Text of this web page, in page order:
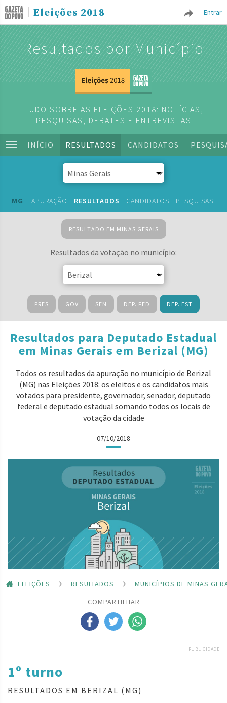
Entrar
Eleições 2018
Resultados por Município
TUDO SOBRE AS ELEIÇÕES 2018: NOTÍCIAS,
PESQUISAS, DEBATES E ENTREVISTAS
INÍCIO RESULTADOS CANDIDATOS
MG APURAÇÃO RESULTADOS CANDIDATOS PESQUISAS
RESULTADO EM MINAS GERAIS
Resultados da votação no município:
PRES GOV SEN DEP. FED DEP. EST
Resultados para Deputado Estadual
em Minas Gerais em Berizal (MG)
Todos os resultados da apuração no município de Berizal
(MG) nas Eleições 2018: os eleitos e os candidatos mais
votados para presidente, governador, senador, deputado
federal e deputado estadual somando todos os locais de
votação da cidade
07/10/2018
ELEIÇÕES RESULTADOS
MUNICÍPIOS DE MINAS
COMPARTILHAR
PUBLICIDADE
1º turno
RESULTADOS EM BERIZAL (MG)